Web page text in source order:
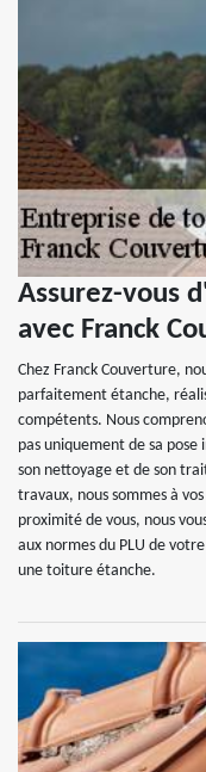
Assurez-vous
avec Franck
Chez Franck Couverture,
parfaitement étanche,
compétents. Nous
pas uniquement de sa
son nettoyage et de son
travaux, nous sommes à
proximité de vous, nous
aux normes du PLU de
une toiture étanche.